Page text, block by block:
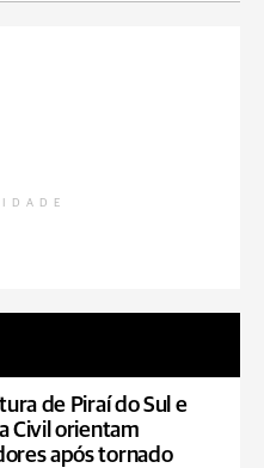
de Piraí do Sul e
Civil orientam
após tornado